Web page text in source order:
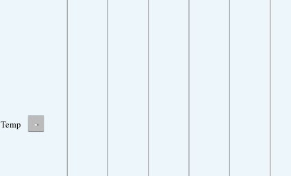
Temp -